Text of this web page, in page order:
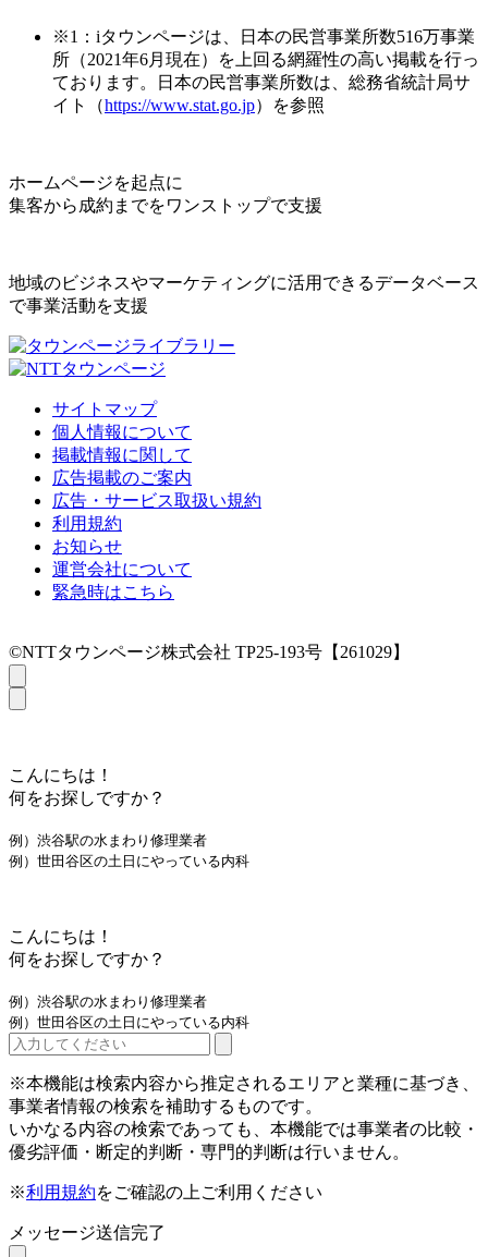
※1：iタウンページは、日本の民営事業所数516万事業
所（2021年6月現在）を上回る網羅性の高い掲載を行っ
ております。日本の民営事業所数は、総務省統計局サ
イト（https://www.stat.go.jp）を参照
ホームページを起点に
集客から成約までをワンストップで支援
地域のビジネスやマーケティングに活用できるデータベース
で事業活動を支援
サイトマップ
個人情報について
掲載情報に関して
広告掲載のご案内
広告・サービス取扱い規約
利用規約
お知らせ
運営会社について
緊急時はこちら
©NTTタウンページ株式会社 TP25-193号【261029】
こんにちは！
何をお探しですか？
例）渋谷駅の水まわり修理業者
例）世田谷区の土日にやっている内科
こんにちは！
何をお探しですか？
例）渋谷駅の水まわり修理業者
例）世田谷区の土日にやっている内科
※本機能は検索内容から推定されるエリアと業種に基づき、
事業者情報の検索を補助するものです。
いかなる内容の検索であっても、本機能では事業者の比較・
優劣評価・断定的判断・専門的判断は行いません。
※利用規約をご確認の上ご利用ください
メッセージ送信完了